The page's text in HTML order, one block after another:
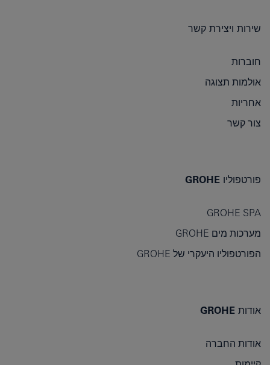
שירות ויצירת קשר
חוברות
אולמות תצוגה
אחריות
צור קשר
פורטפוליו GROHE
GROHE SPA
מערכות מים GROHE
הפורטפוליו היעקרי של GROHE
אודות GROHE
אודות החברה